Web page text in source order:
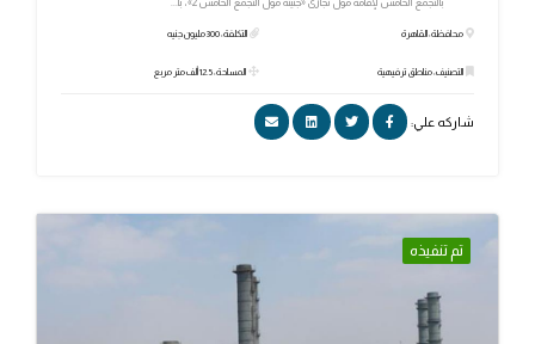
بالتجمع الخامس لإقامة مول تجارى «جنينة مول التجمع الخامس 2»، با...
محافظة: القاهرة
التصنيف: مناطق ترفيهية
التكلفة: 300 مليون جنيه
المساحة: 12.5 ألف متر مربع
شاركه علي:
تم تنفيذه